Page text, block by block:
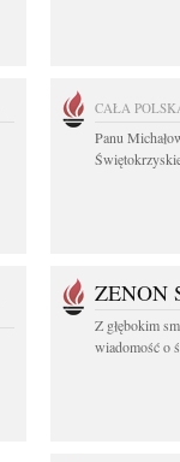
CAŁA
Panu
ZENON
Z głębokim
wiadomość o